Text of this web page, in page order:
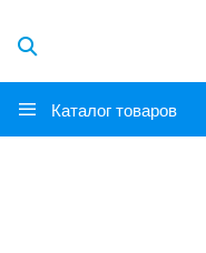
Каталог товаров